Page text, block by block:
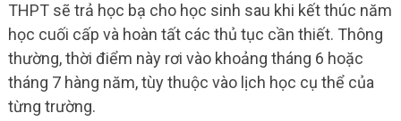
THPT sẽ trả học bạ cho học sinh sau khi kết thúc năm
học cuối cấp và hoàn tất các thủ tục cần thiết. Thông
thường, thời điểm này rơi vào khoảng tháng 6 hoặc
tháng 7 hàng năm, tùy thuộc vào lịch học cụ thể của
từng trường.